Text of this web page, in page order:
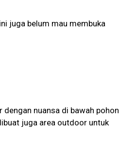
juga belum mau membuka
nuansa di bawah pohon
juga area outdoor untuk